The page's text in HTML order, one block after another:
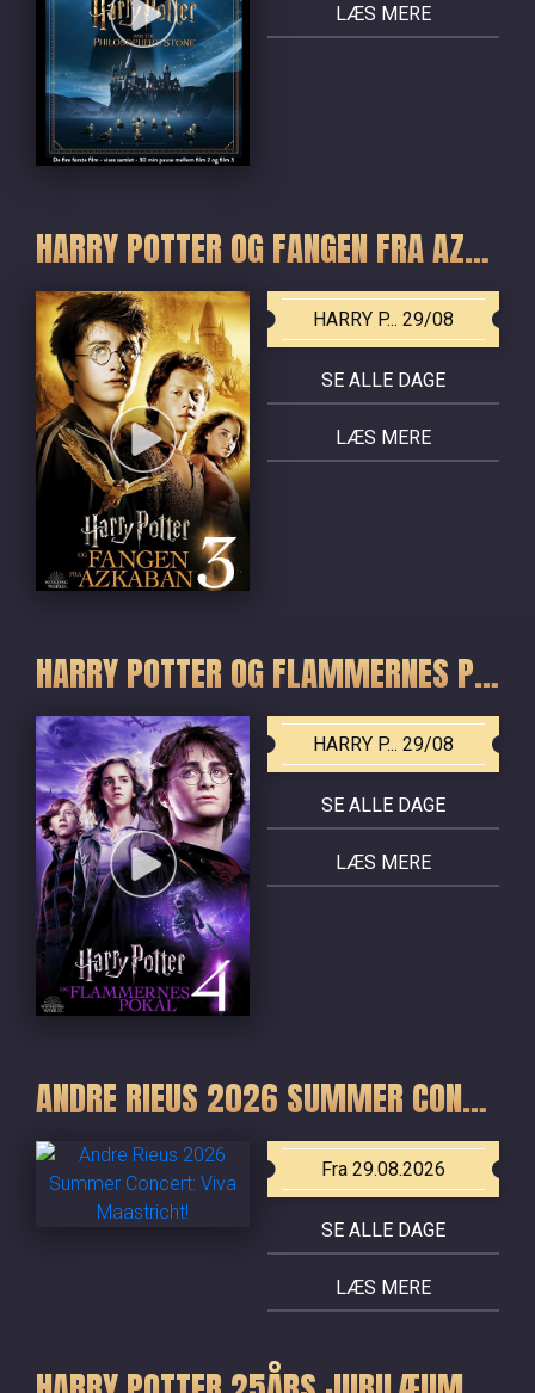
LÆS MERE
HARRY POTTER OG FANGEN FRA AZKABAN
HARRY P... 29/08
SE ALLE DAGE
LÆS MERE
HARRY POTTER OG FLAMMERNES POKAL
HARRY P... 29/08
SE ALLE DAGE
LÆS MERE
ANDRE RIEUS 2026 SUMMER CONCERT: VIVA MAASTRICHT!
Fra 29.08.2026
SE ALLE DAGE
LÆS MERE